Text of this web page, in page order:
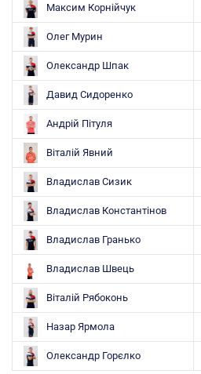
Максим Корнійчук
Олег Мурин
Олександр Шпак
Давид Сидоренко
Андрій Пітуля
Віталій Явний
Владислав Сизик
Владислав Константінов
Владислав Гранько
Владислав Швець
Віталій Рябоконь
Назар Ярмола
Олександр Горєлко